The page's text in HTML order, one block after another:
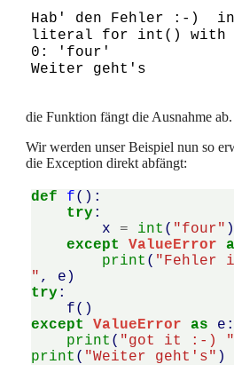
Hab' den Fehler :-)
literal for int() with
0: 'four'
die Funktion fängt die Ausnahme ab.
Wir werden unser Beispiel nun so
die Exception direkt abfängt:
def f():
try :
x
= int ( "four" )
except
ValueError
print ( "Fehler
" , e )
try :
f()
except
ValueError as e :
print ( "got it :-) "
print ( "Weiter geht's" )